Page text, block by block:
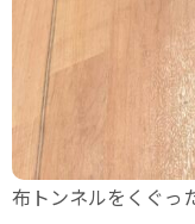
布トンネルをくぐっ